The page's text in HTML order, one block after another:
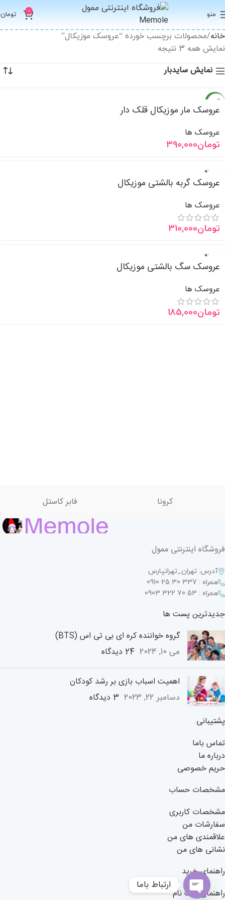
منو 0 تومان
خانه محصولات برچسب خورده “عروسک موزیکال”
نمایش همه 3 نتیجه
نمایش سایدبار
جدید
عروسک مار موزیکال قلک دار
عروسک ها
تومان390,000
فروخته
عروسک گربه بالشتی موزیکال
عروسک ها
تومان310,000
فروخته
عروسک سگ بالشتی موزیکال
عروسک ها
تومان185,000
کرونا فابر کاستل
فروشگاه اینترنتی ممول
آدرس: تهران_تهرانپارس
همراه : 337 30 25 0910
همراه : 53 70 322 0903
جدیدترین پست ها
گروه خواننده کره ای بی تی اس (BTS)
می 10, 2024 24 دیدگاه
اهمیت اسباب بازی بر رشد کودکان
دسامبر 22, 2023
3 دیدگاه
پشتیبانی
تماس باما
درباره ما
حریم خصوصی
مشخصات حساب
مشخصات کاربری
سفارشات من
علاقمندی های من
نشانی های من
راهنمای خرید
راهنمای ثبت نام
ارتباط باما